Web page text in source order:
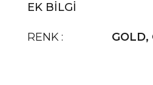
EK BILGI
RENK GOLD,